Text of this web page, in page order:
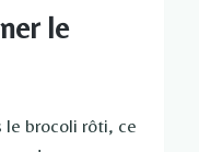
le
le brocoli rôti, ce